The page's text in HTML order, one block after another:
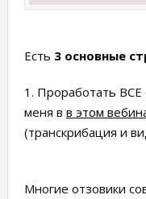
Есть 3 основные
1. Проработать
меня в в этом
(транскрибация и
Многие отзовики